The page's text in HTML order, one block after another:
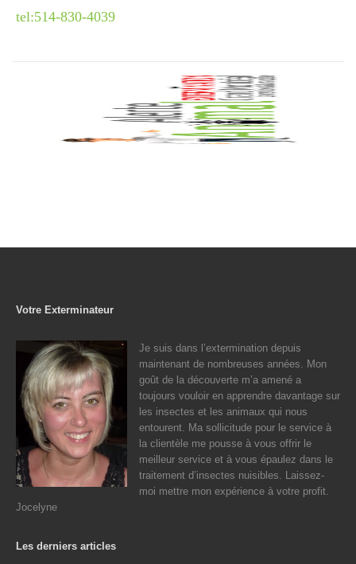
tel:514-830-4039
Votre Exterminateur
Je suis dans l’extermination depuis
maintenant de nombreuses années. Mon
goût de la découverte m’a amené a
toujours vouloir en apprendre davantage sur
les insectes et les animaux qui nous
entourent. Ma sollicitude pour le service à
la clientèle me pousse à vous offrir le
meilleur service et à vous épaulez dans le
traitement d’insectes nuisibles. Laissez-
moi mettre mon expérience à votre profit.
Jocelyne
Les derniers articles